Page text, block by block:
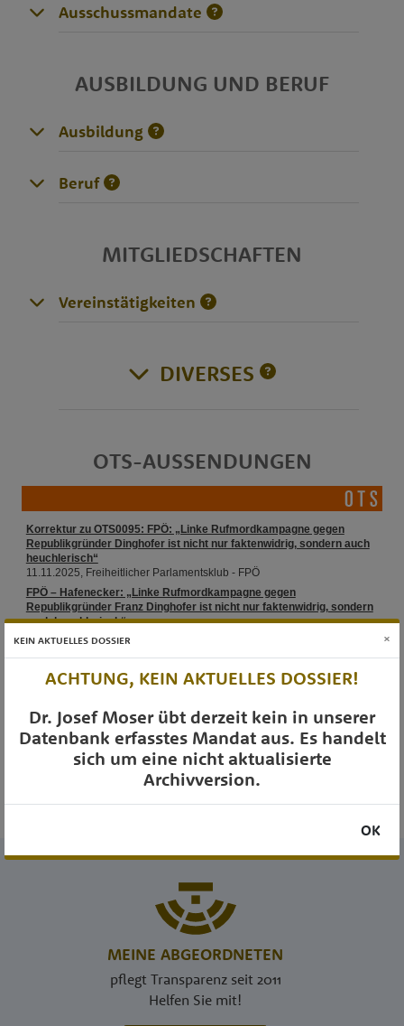
Ausschussmandate
AUSBILDUNG UND BERUF
Ausbildung
Beruf
MITGLIEDSCHAFTEN
Vereinstätigkeiten
DIVERSES
MEINE ABGEORDNETEN
pflegt Transparenz seit 2011
Helfen Sie mit!
OTS-AUSSENDUNGEN
KEIN AKTUELLES DOSSIER ×
ACHTUNG, KEIN AKTUELLES DOSSIER!
Dr. Josef Moser übt derzeit kein in unserer
Datenbank erfasstes Mandat aus. Es handelt
sich um eine nicht aktualisierte
Archivversion.
OK